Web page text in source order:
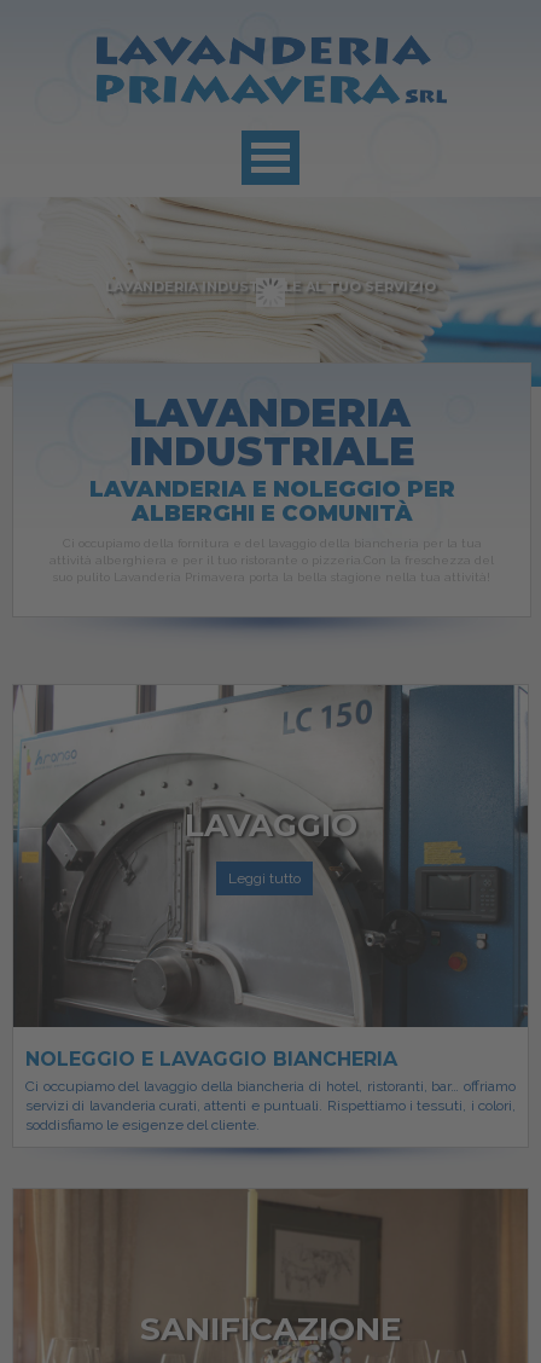
LAVANDERIA INDUSTRIALE AL TUO SERVIZIO
LAVANDERIA
INDUSTRIALE
LAVANDERIA E NOLEGGIO PER
ALBERGHI E COMUNITÀ
LAVAGGIO
Leggi tutto
NOLEGGIO E LAVAGGIO BIANCHERIA
Ci occupiamo del lavaggio della biancheria di hotel, ristoranti, bar… offriamo
servizi di lavanderia curati, attenti e puntuali. Rispettiamo i tessuti, i colori,
soddisfiamo le esigenze del cliente.
SANIFICAZIONE